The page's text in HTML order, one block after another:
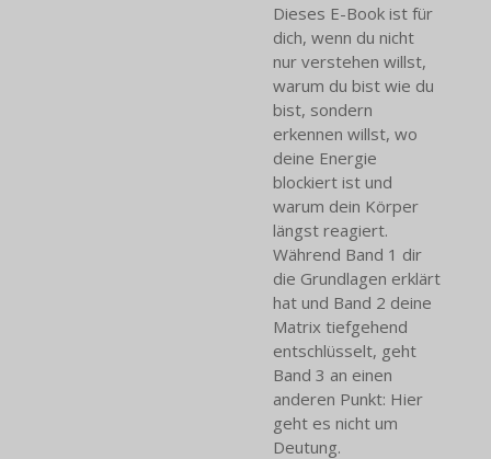
Dieses E-Book ist für
dich, wenn du nicht
nur verstehen willst,
warum du bist wie du
bist, sondern
erkennen willst, wo
deine Energie
blockiert ist und
warum dein Körper
längst reagiert.
Während Band 1 dir
die Grundlagen erklärt
hat und Band 2 deine
Matrix tiefgehend
entschlüsselt, geht
Band 3 an einen
anderen Punkt: Hier
geht es nicht um
Deutung.